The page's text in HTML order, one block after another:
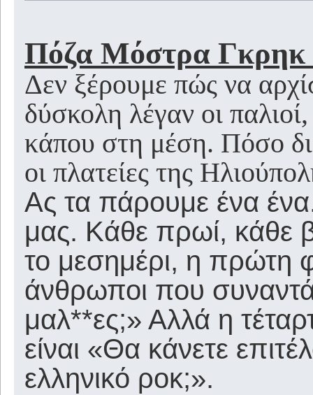
Πόζα Μόστρα Γκρηκ
Δεν ξέρουμε πώς να
δύσκολη λέγαν οι
κάπου στη μέση. Πόσο
οι πλατείες της
Ας τα πάρουμε ένα ένα.
μας. Κάθε πρωί, κάθε
το μεσημέρι, η πρώτη
άνθρωποι που
μαλ**ες;» Αλλά η
είναι «Θα κάνετε
ελληνικό ροκ;».